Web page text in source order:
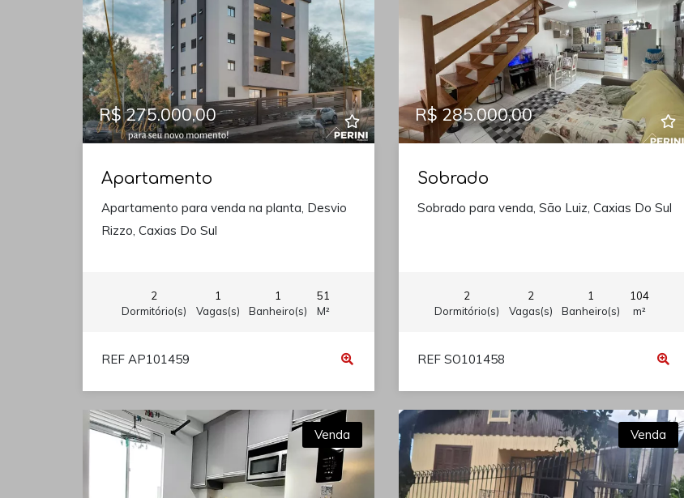
R$ 275.000,00
Apartamento
Apartamento para venda na planta, Desvio
Rizzo, Caxias Do Sul
2
Dormitório(s)
1
Vagas(s)
1
Banheiro(s)
51
M²
REF AP101459
R$ 285.000,00
Sobrado
Sobrado para venda, São Luiz, Caxias Do Sul
2
Dormitório(s)
2
Vagas(s)
1
Banheiro(s)
104
m²
REF SO101458
Venda Venda